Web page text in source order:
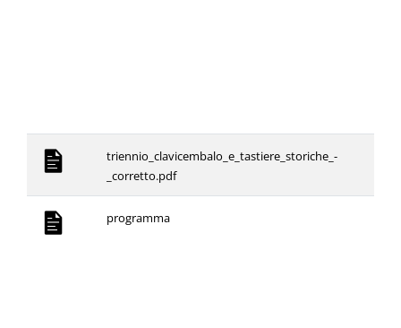
triennio_clavicembalo_e_tastiere_storiche_-
_corretto.pdf
programma